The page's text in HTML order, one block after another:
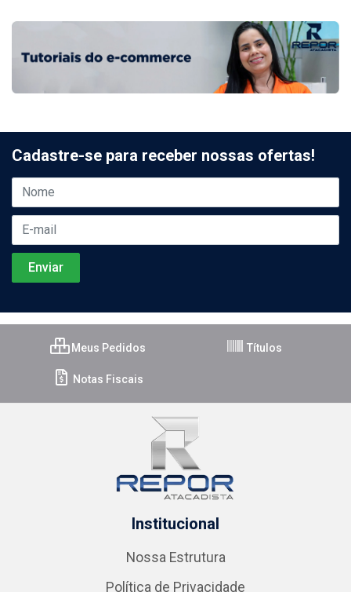
Cadastre-se para receber nossas ofertas!
Meus Pedidos Títulos
Notas Fiscais
Institucional
Nossa Estrutura
Política de Privacidade